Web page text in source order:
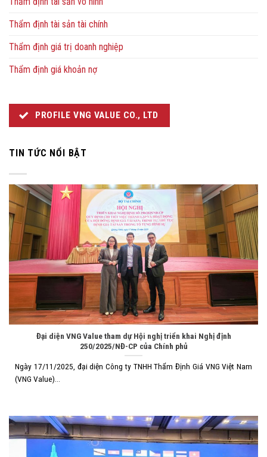
Thẩm định tài sản tài chính
Thẩm định giá trị doanh nghiệp
Thẩm định giá khoản nợ
PROFILE VNG VALUE CO., LTD
TIN TỨC NỔI BẬT
Đại diện VNG Value tham dự Hội nghị triển khai Nghị định
250/2025/NĐ-CP của Chính phủ
Ngày 17/11/2025, đại diện Công ty TNHH Thẩm Định Giá VNG Việt Nam
(VNG Value)...